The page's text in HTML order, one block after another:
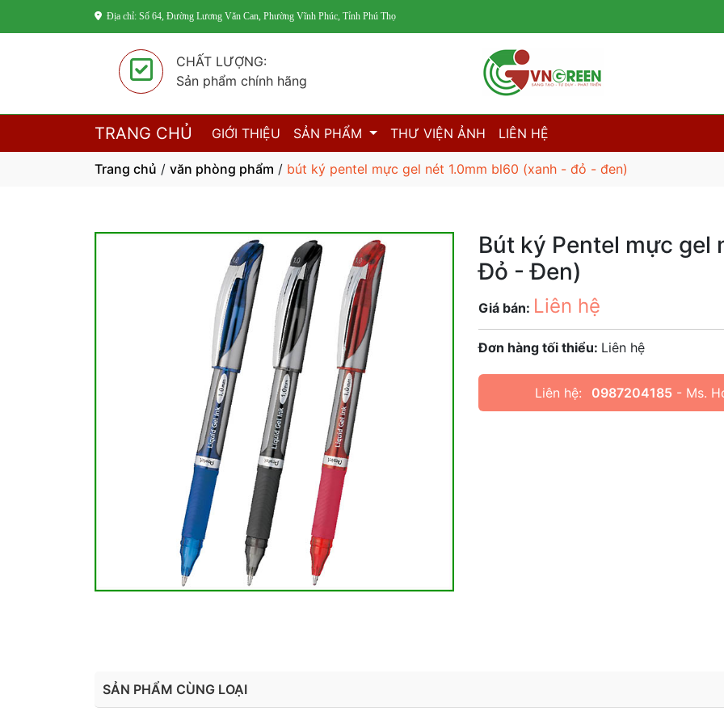
Địa chỉ: Số 64, Đường Lương Văn Can, Phường Vĩnh Phúc, Tỉnh Phú Thọ
CHẤT LƯỢNG:
Sản phẩm chính hãng
TRANG CHỦ GIỚI THIỆU SẢN PHẨM THƯ VIỆN ẢNH LIÊN HỆ
Trang chủ / văn phòng phẩm / bút ký pentel mực gel nét 1.0mm bl60 (xanh - đỏ - đen)
Bút ký Pentel mực gel
Đỏ - Đen)
Giá bán: Liên hệ
Đơn hàng tối thiểu: Liên hệ
Liên hệ: 0987204185 - Ms.
SẢN PHẨM CÙNG LOẠI